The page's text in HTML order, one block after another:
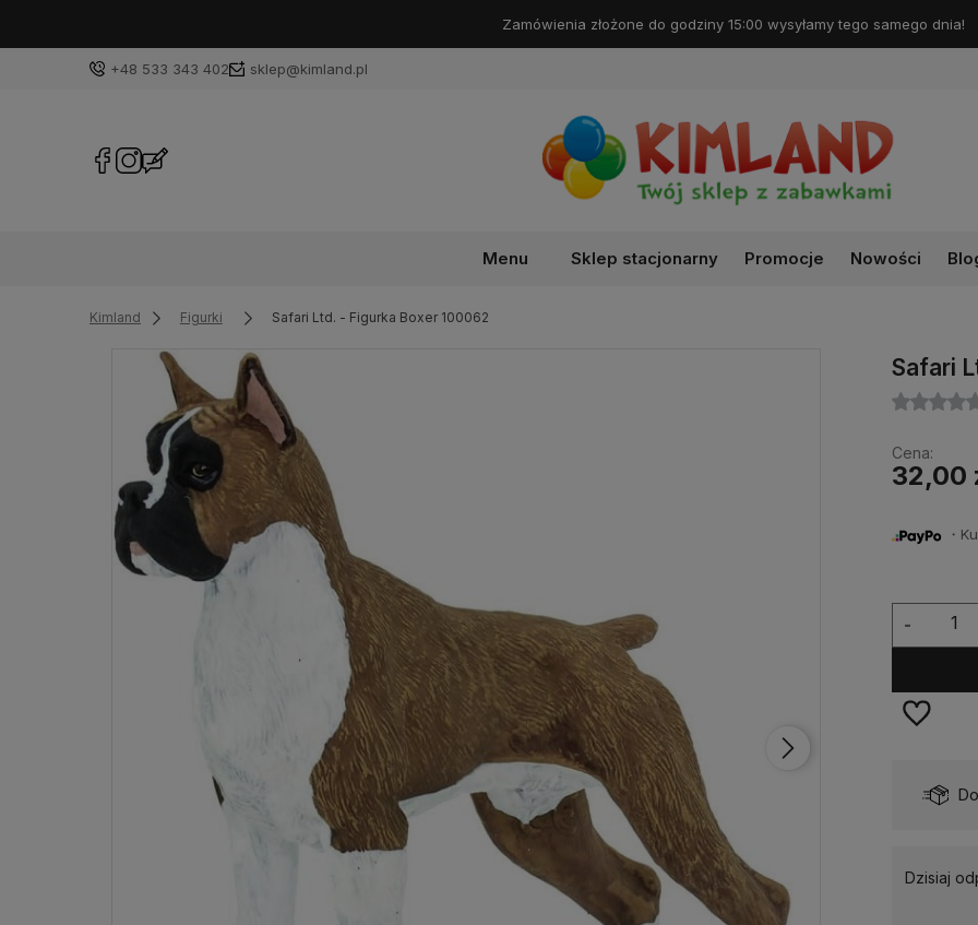
Darmowa dostawa od 99 zł!
+48 533 343 402 sklep@kimland.pl
Menu Sklep stacjonarny Promocje Nowości
Kimland Figurki Safari Ltd. - Figurka Boxer 100062
Safari
Cena:
32,00
・
-
- InPost Paczkomaty 24/7 Dostępność: Dostępny
Dzisiaj